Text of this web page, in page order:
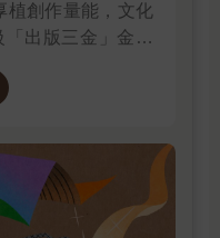
植創作量能，文化
出版三金」金鼎
獎項分為「特別
獎」，以及「金繪